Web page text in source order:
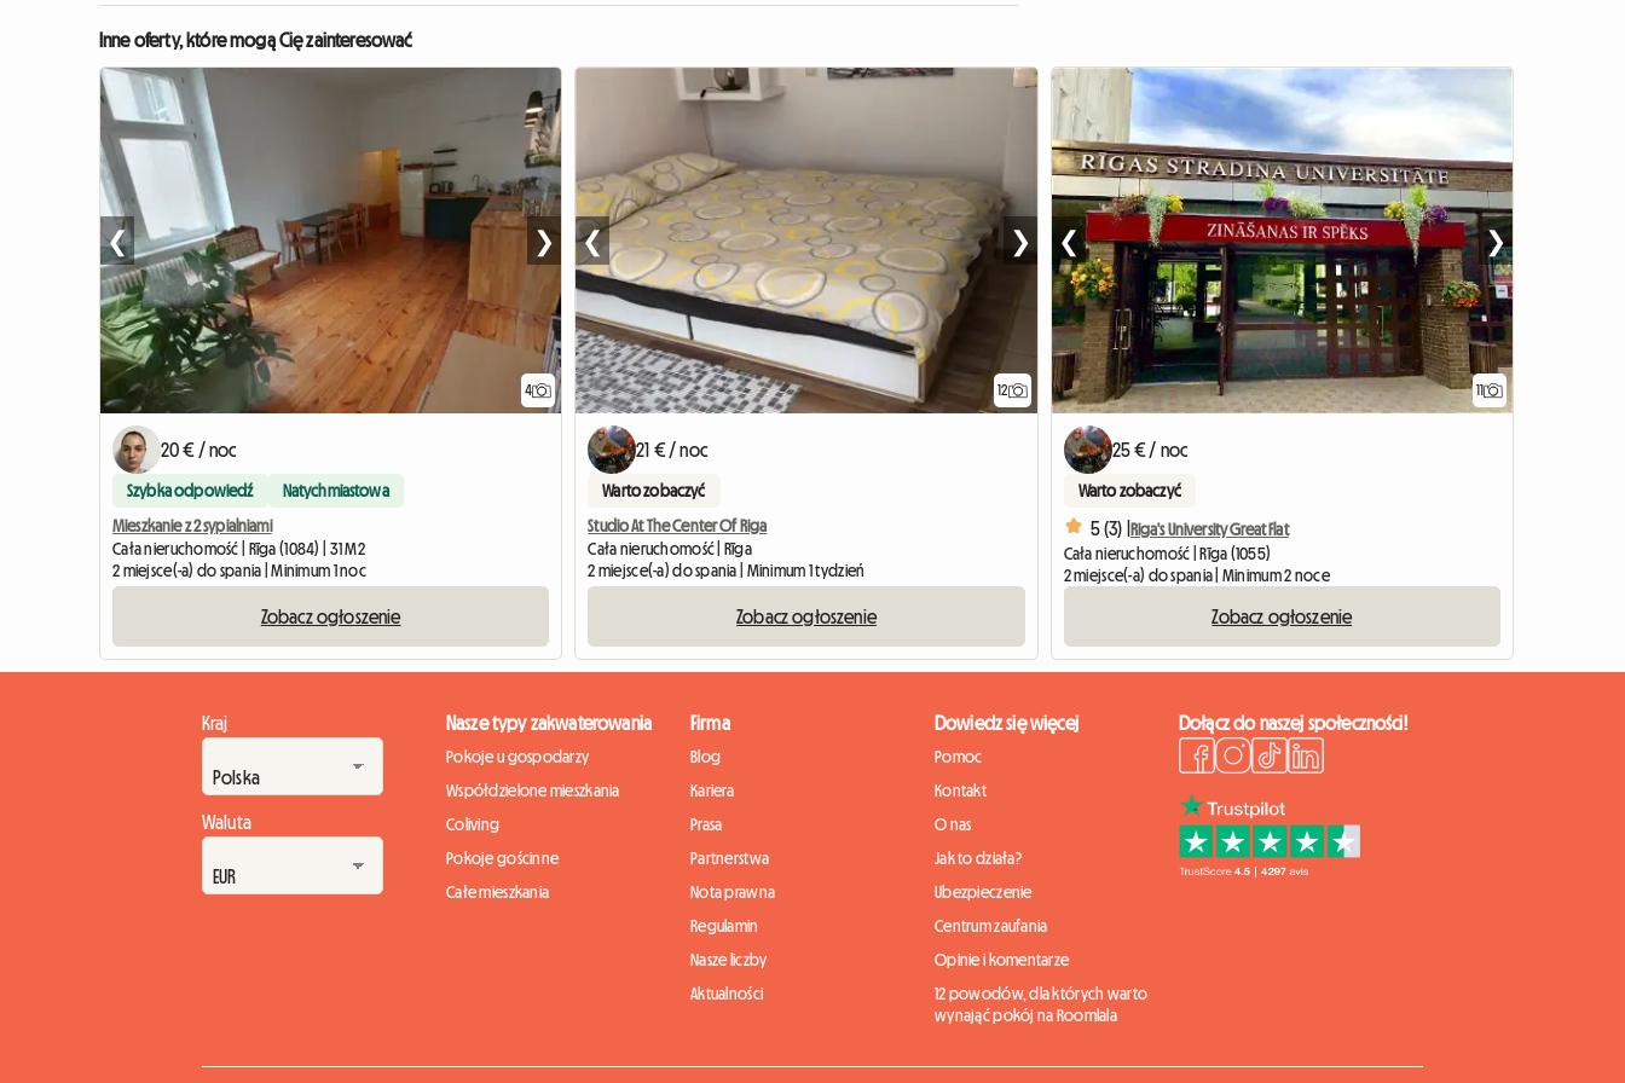
Inne oferty, które mogą Cię zainteresować
4
❮ ❯
20 € / noc
Szybka odpowiedź Natychmiastowa
Mieszkanie z 2 sypialniami
Cała nieruchomość | Rīga (1084) | 31 M2
2 miejsce(-a) do spania | Minimum 1 noc
Zobacz ogłoszenie
12
❮ ❯
21 € / noc
Warto zobaczyć
Studio At The Center Of Riga
Cała nieruchomość | Rīga
2 miejsce(-a) do spania | Minimum 1 tydzień
Zobacz ogłoszenie
11
❮ ❯
25 € / noc
Warto zobaczyć
5 (3) |
Riga's University Great Flat
Cała nieruchomość | Rīga (1055)
2 miejsce(-a) do spania | Minimum 2 noce
Zobacz ogłoszenie
Kraj
Waluta
Nasze typy zakwaterowania
Pokoje u gospodarzy
Współdzielone mieszkania
Coliving
Pokoje gościnne
Całe mieszkania
Firma
Blog
Kariera
Prasa
Partnerstwa
Nota prawna
Regulamin
Nasze liczby
Aktualności
Dowiedz się więcej
Pomoc
Kontakt
O nas
Jak to działa?
Ubezpieczenie
Centrum zaufania
Opinie i komentarze
12 powodów, dla których warto
wynająć pokój na Roomlala
Dołącz do naszej społeczności!